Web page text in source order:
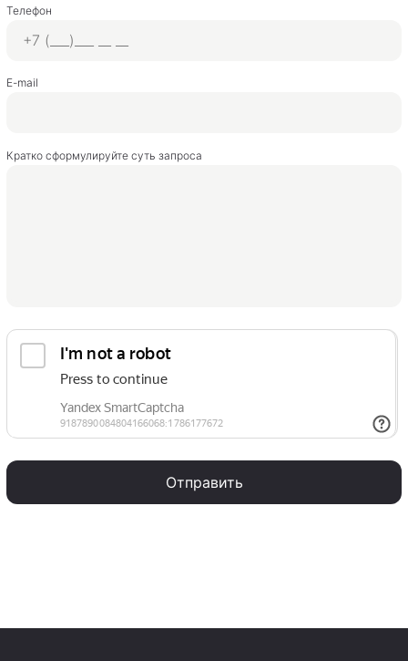
Телефон
E-mail
Кратко сформулируйте суть запроса
Отправить